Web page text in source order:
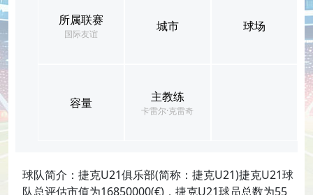
所属联赛
国际友谊
城市 球场
容量 主教练
卡雷尔·克雷奇
球队简介：捷克U21俱乐部(简称：捷克U21)捷克U21球
队总评估市值为16850000(€)，捷克U21球员总数为55